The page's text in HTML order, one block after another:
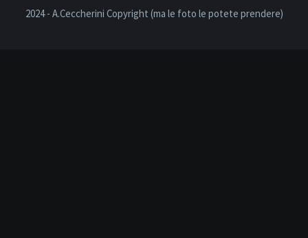
2024 - A.Ceccherini Copyright (ma le foto le potete prendere)